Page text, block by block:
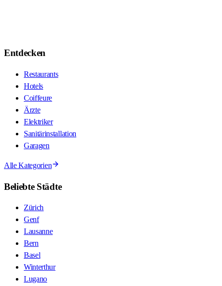
Entdecken
Restaurants
Hotels
Coiffeure
Ärzte
Elektriker
Sanitärinstallation
Garagen
Alle Kategorien
Beliebte Städte
Zürich
Genf
Lausanne
Bern
Basel
Winterthur
Lugano